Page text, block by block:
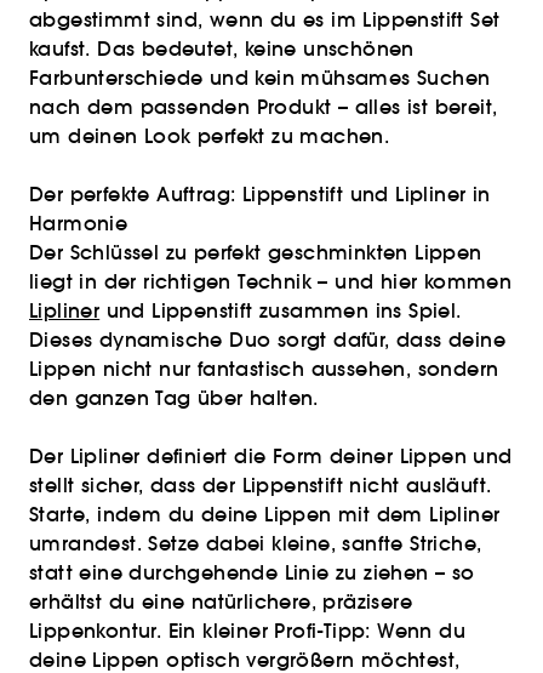
abgestimmt sind, wenn du es im Lippenstift Set
kaufst. Das bedeutet, keine unschönen
Farbunterschiede und kein mühsames Suchen
nach dem passenden Produkt – alles ist bereit,
um deinen Look perfekt zu machen.
Der perfekte Auftrag: Lippenstift und Lipliner in
Harmonie
Der Schlüssel zu perfekt geschminkten Lippen
liegt in der richtigen Technik – und hier kommen
Lipliner und Lippenstift zusammen ins Spiel.
Dieses dynamische Duo sorgt dafür, dass deine
Lippen nicht nur fantastisch aussehen, sondern
den ganzen Tag über halten.
Der Lipliner definiert die Form deiner Lippen und
stellt sicher, dass der Lippenstift nicht ausläuft.
Starte, indem du deine Lippen mit dem Lipliner
umrandest. Setze dabei kleine, sanfte Striche,
statt eine durchgehende Linie zu ziehen – so
erhältst du eine natürlichere, präzisere
Lippenkontur. Ein kleiner Profi-Tipp: Wenn du
deine Lippen optisch vergrößern möchtest,